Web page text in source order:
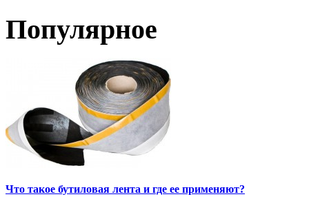
Популярное
Что такое бутиловая лента и где ее применяют?